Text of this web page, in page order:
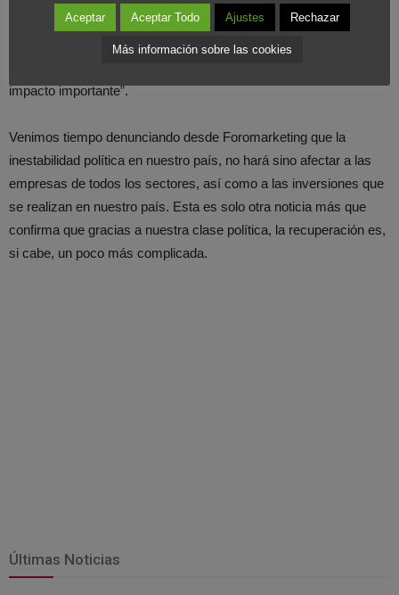
Por si fuera poco, “factores como el efecto climatológico, con un
impacto importante”.
Venimos tiempo denunciando desde Foromarketing que la
inestabilidad política en nuestro país, no hará sino afectar a las
empresas de todos los sectores, así como a las inversiones que
se realizan en nuestro país. Esta es solo otra noticia más que
confirma que gracias a nuestra clase política, la recuperación es,
si cabe, un poco más complicada.
Últimas Noticias
Aceptar Aceptar Todo Ajustes Rechazar
Más información sobre las cookies